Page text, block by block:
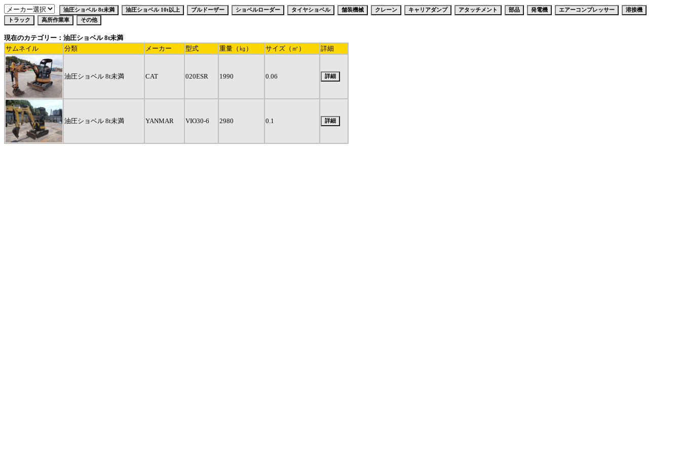
現在のカテゴリー：油圧ショベル 8t未満
サムネイル
分類 メーカー 型式 重量（㎏） サイズ（㎥） 詳細
油圧ショベル 8t未満 CAT 020ESR 1990 0.06
油圧ショベル 8t未満 YANMAR VIO30-6 2980 0.1